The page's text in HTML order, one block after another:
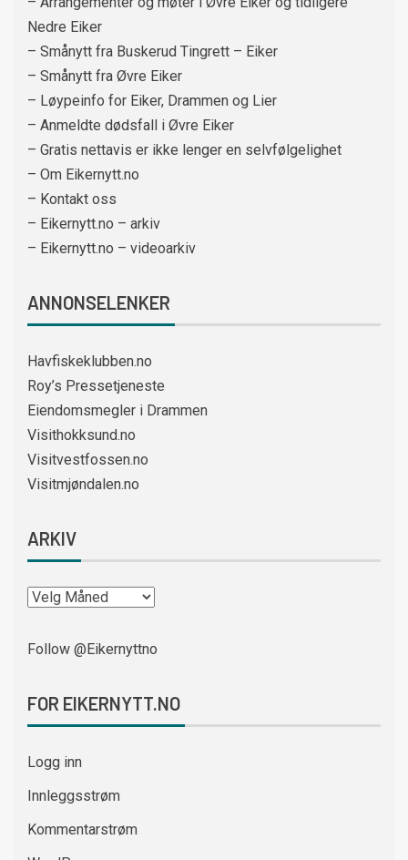
Nedre Eiker
– Smånytt fra Buskerud Tingrett – Eiker
– Smånytt fra Øvre Eiker
– Løypeinfo for Eiker, Drammen og Lier
– Anmeldte dødsfall i Øvre Eiker
– Gratis nettavis er ikke lenger en selvfølgelighet
– Om Eikernytt.no
– Kontakt oss
– Eikernytt.no – arkiv
– Eikernytt.no – videoarkiv
ANNONSELENKER
Havfiskeklubben.no
Roy’s Pressetjeneste
Eiendomsmegler i Drammen
Visithokksund.no
Visitvestfossen.no
Visitmjøndalen.no
ARKIV
Follow @Eikernyttno
FOR EIKERNYTT.NO
Logg inn
Innleggsstrøm
Kommentarstrøm